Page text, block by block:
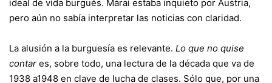
ideal de vida burgués. Márai estaba inquieto por Austria,
pero aún no sabía interpretar las noticias con claridad.
La alusión a la burguesía es relevante. Lo que no quise
contar es, sobre todo, una lectura de la década que va de
1938 a1948 en clave de lucha de clases. Sólo que, por una